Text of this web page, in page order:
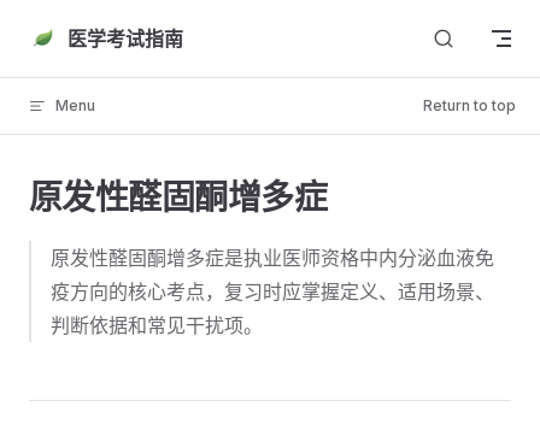
Skip to content
医学考试指南
Menu Return to top
原发性醛固酮增多症
原发性醛固酮增多症是执业医师资格中内分泌血液免
疫方向的核心考点，复习时应掌握定义、适用场景、
判断依据和常见干扰项。